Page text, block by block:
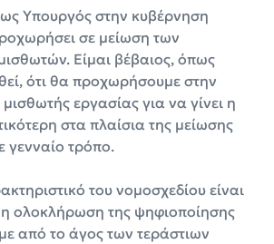
Υπουργός στην κυβέρνηση
σε μείωση των
Είμαι βέβαιος, όπως
ότι θα προχωρήσουμε στην
εργασίας για να γίνει η
στα πλαίσια της μείωσης
γενναίο τρόπο.
του νομοσχεδίου είναι
η ολοκλήρωση της ψηφιοποίησης
από το άγος των τεράστιων